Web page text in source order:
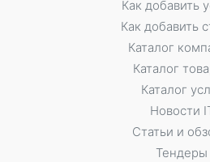
Как добавить
Как добавить
Каталог
Каталог
Каталог
Новости
Статьи и
Тендеры